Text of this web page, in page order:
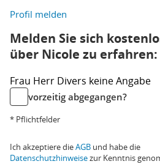
Profil melden
Melden Sie sich
über Nicole zu erfahren:
Frau Herr Divers keine Angabe
vorzeitig abgegangen?
* Pflichtfelder
Ich akzeptiere dieAGB und habe die
Datenschutzhinweisezur Kenntnis